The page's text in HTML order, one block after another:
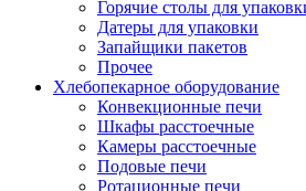
Горячие столы для
Датеры для упаковки
Запайщики пакетов
Прочее
Хлебопекарное оборудование
Конвекционные печи
Шкафы расстоечные
Камеры расстоечные
Подовые печи
Ротационные печи